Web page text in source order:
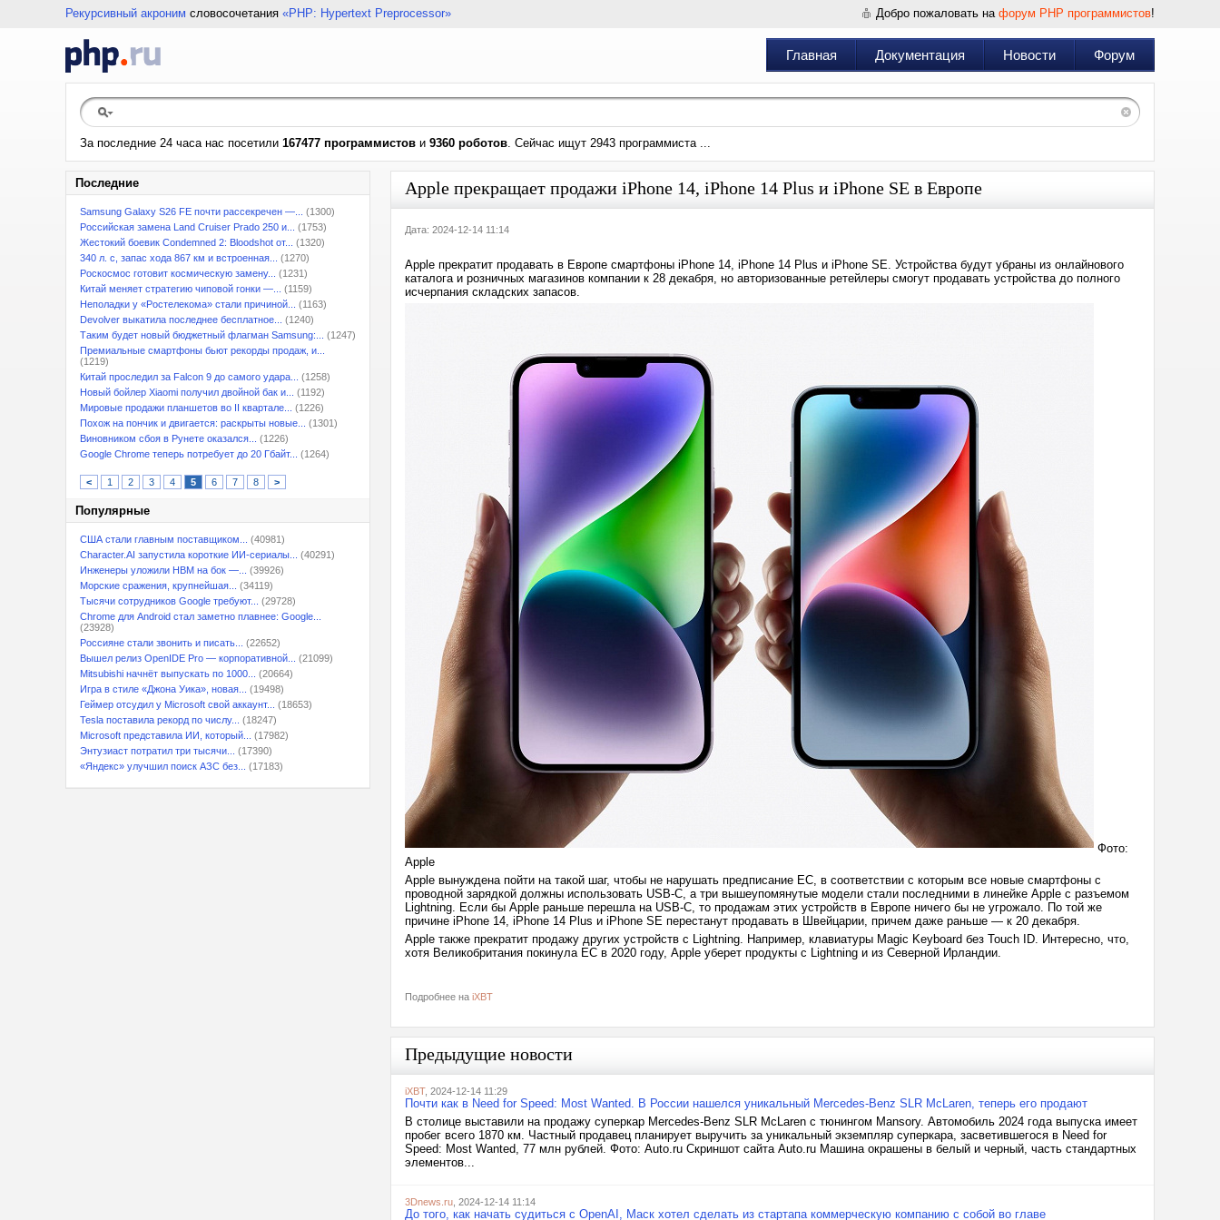
Рекурсивный акроним словосочетания «PHP: Hypertext Preprocessor» Добро пожаловать на форум PHP программистов!
Главная Документация Новости Форум
За последние 24 часа нас посетили 167477 программистов и 9360 роботов. Сейчас ищут 2943 программиста ...
Последние
Samsung Galaxy S26 FE почти рассекречен —...
(1300)
Российская замена Land Cruiser Prado 250 и...
(1753)
Жестокий боевик Condemned 2: Bloodshot от...
(1320)
340 л. с, запас хода 867 км и встроенная...
(1270)
Роскосмос готовит космическую замену...
(1231)
Китай меняет стратегию чиповой гонки —...
(1159)
Неполадки у «Ростелекома» стали причиной...
(1163)
Devolver выкатила последнее бесплатное...
(1240)
Таким будет новый бюджетный флагман Samsung:...
(1247)
Премиальные смартфоны бьют рекорды продаж, и...
(1219)
Китай проследил за Falcon 9 до самого удара...
(1258)
Новый бойлер Xiaomi получил двойной бак и...
(1192)
Мировые продажи планшетов во II квартале...
(1226)
Похож на пончик и двигается: раскрыты новые...
(1301)
Виновником сбоя в Рунете оказался...
(1226)
Google Chrome теперь потребует до 20 Гбайт...
(1264)
< 1 2 3 4 5 6 7 8 >
Популярные
США стали главным поставщиком...
(40981)
Character.AI запустила короткие ИИ-сериалы...
(40291)
Инженеры уложили HBM на бок —...
(39926)
Морские сражения, крупнейшая...
(34119)
Тысячи сотрудников Google требуют...
(29728)
Chrome для Android стал заметно плавнее: Google...
(23928)
Россияне стали звонить и писать...
(22652)
Вышел релиз OpenIDE Pro — корпоративной...
(21099)
Mitsubishi начнёт выпускать по 1000...
(20664)
Игра в стиле «Джона Уика», новая...
(19498)
Геймер отсудил у Microsoft свой аккаунт...
(18653)
Tesla поставила рекорд по числу...
(18247)
Microsoft представила ИИ, который...
(17982)
Энтузиаст потратил три тысячи...
(17390)
«Яндекс» улучшил поиск АЗС без...
(17183)
Apple прекращает продажи iPhone 14, iPhone 14 Plus и iPhone SE в Европе
Дата: 2024-12-14 11:14
Apple прекратит продавать в Европе смартфоны iPhone 14, iPhone 14 Plus и iPhone SE. Устройства будут убраны из онлайнового
каталога и розничных магазинов компании к 28 декабря, но авторизованные ретейлеры смогут продавать устройства до полного
исчерпания складских запасов.
Фото:
Apple
Apple вынуждена пойти на такой шаг, чтобы не нарушать предписание ЕС, в соответствии с которым все новые смартфоны с
проводной зарядкой должны использовать USB-C, а три вышеупомянутые модели стали последними в линейке Apple с разъемом
Lightning. Если бы Apple раньше перешла на USB-C, то продажам этих устройств в Европе ничего бы не угрожало. По той же
причине iPhone 14, iPhone 14 Plus и iPhone SE перестанут продавать в Швейцарии, причем даже раньше — к 20 декабря.
Apple также прекратит продажу других устройств с Lightning. Например, клавиатуры Magic Keyboard без Touch ID. Интересно, что,
хотя Великобритания покинула ЕС в 2020 году, Apple уберет продукты с Lightning и из Северной Ирландии.
Подробнее на iXBT
Предыдущие новости
iXBT, 2024-12-14 11:29
Почти как в Need for Speed: Most Wanted. В России нашелся уникальный Mercedes-Benz SLR McLaren, теперь его продают
В столице выставили на продажу суперкар Mercedes-Benz SLR McLaren с тюнингом Mansory. Автомобиль 2024 года выпуска имеет
пробег всего 1870 км. Частный продавец планирует выручить за уникальный экземпляр суперкара, засветившегося в Need for
Speed: Most Wanted, 77 млн рублей. Фото: Auto.ru Скриншот сайта Auto.ru Машина окрашены в белый и черный, часть стандартных
элементов...
3Dnews.ru , 2024-12-14 11:14
До того, как начать судиться с OpenAI, Маск хотел сделать из стартапа коммерческую компанию с собой во главе